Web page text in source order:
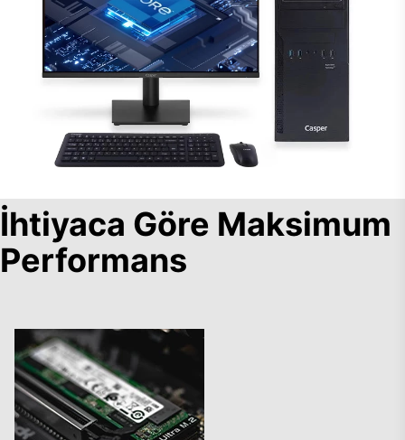
İhtiyaca Göre Maksimum
Performans